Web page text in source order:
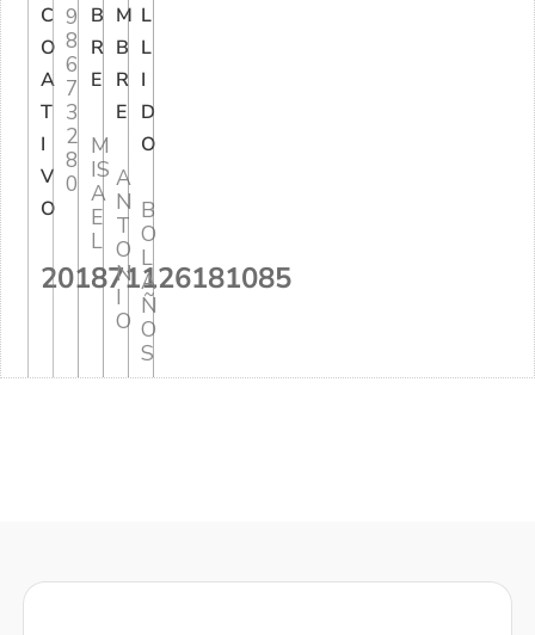
C
O
A
T
I
V
O
201871126181085
9
8
6
7
3
2
8
0
B
R
E
M
IS
A
E
L
M
B
R
E
A
N
T
O
N
I
O
L
L
I
D
O
B
O
L
A
Ñ
O
S